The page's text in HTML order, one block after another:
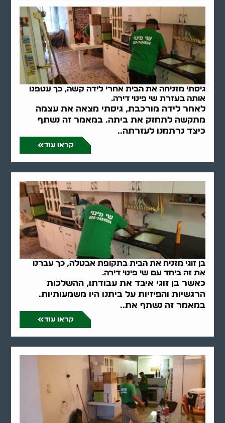
גיסתי מזניחה את הבית אחרי לידה קשה, כך עטפנו
אותה בעזרת שי פינוי דירה.
לאחר לידה מורכבת, גיסתי מצאה את עצמה
מתקשה לתחזק את ביתה. במאמר זה נשתף
כיצד נרתמנו לעזרתה..
קראו עוד
בן זוגי מזניח את הבית בתקופת אבטלה, כך עברנו
את זה ביחד עם שי פינוי דירה.
כאשר בן זוגי איבד את עבודתו, ההשלכות
הרגשיות והפיזיות על ביתנו היו משמעותיות.
במאמר זה נשתף את..
קראו עוד